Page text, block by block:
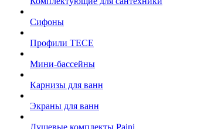
Сифоны
Профили TECE
Мини-бассейны
Карнизы для ванн
Экраны для ванн
Душевые комплекты Paini